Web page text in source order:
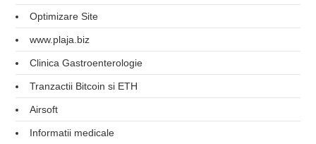
Optimizare Site
www.plaja.biz
Clinica Gastroenterologie
Tranzactii Bitcoin si ETH
Airsoft
Informatii medicale